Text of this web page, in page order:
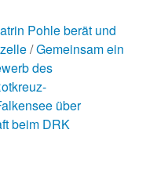
Pohle berät und
Gemeinsam ein
des
über
beim DRK